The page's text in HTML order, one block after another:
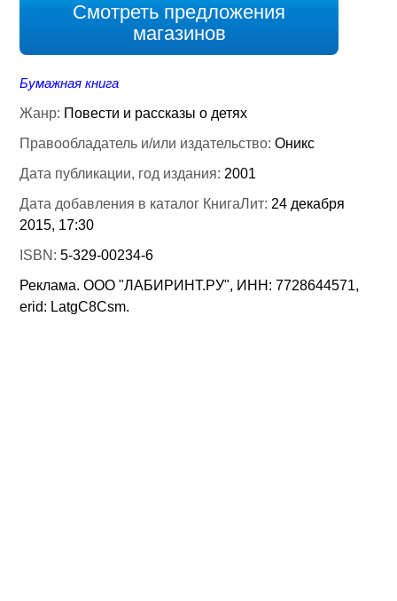
Смотреть предложения
магазинов
Бумажная книга
Жанр: Повести и рассказы о детях
Правообладатель и/или издательство:Оникс
Дата публикации, год издания: 2001
Дата добавления в каталог КнигаЛит: 24 декабря
2015, 17:30
ISBN:5-329-00234-6
Реклама. ООО "ЛАБИРИНТ.РУ", ИНН: 7728644571,
erid: LatgC8Csm.